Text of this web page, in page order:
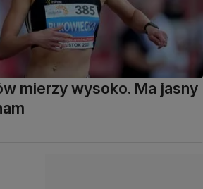
mierzy wysoko. Ma jasny